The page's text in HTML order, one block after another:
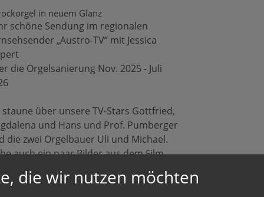
in neuem Glanz
schöne Sendung im regionalen
„Austro-TV“ mit Jessica
die Orgelsanierung Nov. 2025 - Juli
staune über unsere TV-Stars Gottfried,
und Hans und Prof. Pumberger
die zwei Orgelbauer Uli und Michael.
auch ein paar Bilder aus dem Film.
AustroTV - Innviertel für diese
die wir nutzen möchten